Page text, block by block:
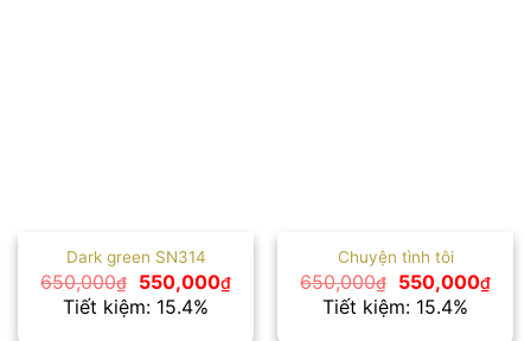
Dark green SN314
650,000₫
Giá
gốc
là:
550,000₫Giá
hiện
Tiết kiệm: 15.4%
Chuyện tình tôi
650,000₫
Giá
gốc
là:
550,000₫Giá
hiện
Tiết kiệm: 15.4%